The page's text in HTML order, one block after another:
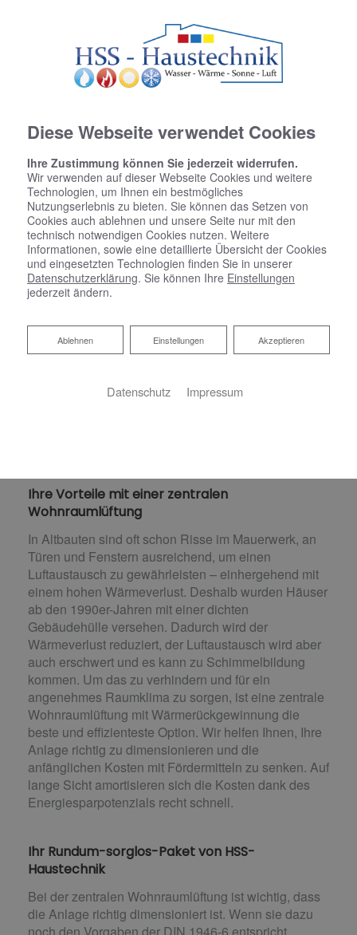
Zentrale Wohnraumlüftung
Ihr Wohlfühlklima - jederzeit
Sie suchen eine energieeffiziente Lösung für den
eine zentrale Wohnraumlüftung in Ihrem Altbau
Ihre Vorteile mit einer zentralen
Wohnraumlüftung
In Altbauten sind oft schon Risse im Mauerwerk, an
Türen und Fenstern ausreichend, um einen
Luftaustausch zu gewährleisten – einhergehend mit
einem hohen Wärmeverlust. Deshalb wurden Häuser
ab den 1990er-Jahren mit einer dichten
Gebäudehülle versehen. Dadurch wird der
Wärmeverlust reduziert, der Luftaustausch wird aber
auch erschwert und es kann zu Schimmelbildung
kommen. Um das zu verhindern und für ein
angenehmes Raumklima zu sorgen, ist eine zentrale
Wohnraumlüftung mit Wärmerückgewinnung die
beste und effizienteste Option. Wir helfen Ihnen, Ihre
Anlage richtig zu dimensionieren und die
anfänglichen Kosten mit Fördermitteln zu senken. Auf
lange Sicht amortisieren sich die Kosten dank des
Energiesparpotenzials recht schnell.
Ihr Rundum-sorglos-Paket von HSS-
Haustechnik
Bei der zentralen Wohnraumlüftung ist wichtig, dass
die Anlage richtig dimensioniert ist. Wenn sie dazu
Diese Webseite verwendet Cookies
Ihre Zustimmung können Sie jederzeit widerrufen.
Wir verwenden auf dieser Webseite Cookies und weitere
Technologien, um Ihnen ein bestmögliches
Nutzungserlebnis zu bieten. Sie können das Setzen von
Cookies auch ablehnen und unsere Seite nur mit den
technisch notwendigen Cookies nutzen. Weitere
Informationen, sowie eine detaillierte Übersicht der Cookies
und eingesetzten Technologien finden Sie in unserer
Datenschutzerklärung. Sie können Ihre Einstellungen
jederzeit ändern.
Akzeptieren
Einstellungen
Ablehnen
Ablehnen
Datenschutz Impressum